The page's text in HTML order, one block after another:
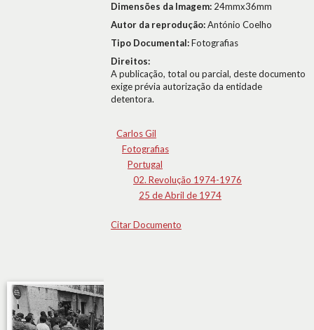
Dimensões da Imagem: 24mmx36mm
Autor da reprodução:António Coelho
Tipo Documental:Fotografias
Direitos:
A publicação, total ou parcial, deste documento
exige prévia autorização da entidade
detentora.
Carlos Gil
Fotografias
Portugal
02. Revolução 1974-1976
25 de Abril de 1974
Citar Documento